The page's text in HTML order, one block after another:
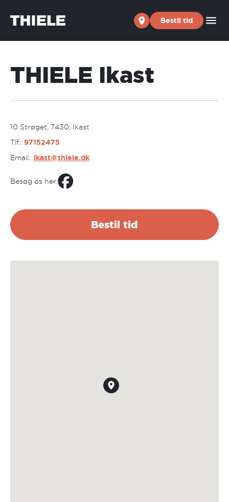
Bestil tid
THIELE Ikast
10 Strøget, 7430, Ikast
Tlf.: 97152475
Email.: ikast@thiele.dk
Besøg os her:
Bestil tid